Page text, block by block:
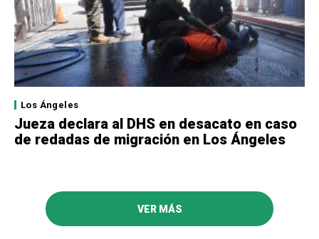
Los Ángeles
Jueza declara al DHS en desacato en caso
de redadas de migración en Los Ángeles
VER MÁS